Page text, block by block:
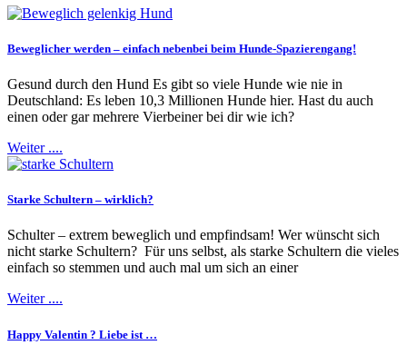
Beweglicher werden – einfach nebenbei beim Hunde-Spazierengang!
Gesund durch den Hund Es gibt so viele Hunde wie nie in
Deutschland: Es leben 10,3 Millionen Hunde hier. Hast du auch
einen oder gar mehrere Vierbeiner bei dir wie ich?
Weiter ....
Starke Schultern – wirklich?
Schulter – extrem beweglich und empfindsam! Wer wünscht sich
nicht starke Schultern? Für uns selbst, als starke Schultern die vieles
einfach so stemmen und auch mal um sich an einer
Weiter ....
Happy Valentin ? Liebe ist …